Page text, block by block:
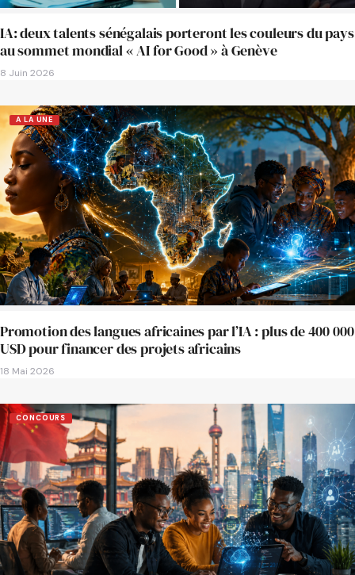
IA: deux talents sénégalais porteront les couleurs du pays
au sommet mondial « AI for Good » à Genève
8 Juin 2026
A LA UNE
Promotion des langues africaines par l’IA : plus de 400 000
USD pour financer des projets africains
18 Mai 2026
CONCOURS